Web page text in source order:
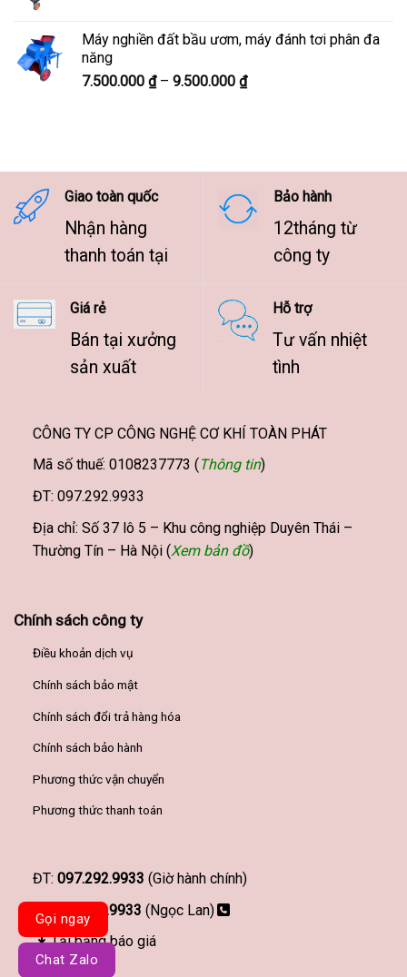
7.500.000 ₫
9.500.000 ₫
Máy nghiền đất bầu ươm, máy đánh tơi phân đa
năng
7.500.000 ₫ – 9.500.000 ₫Khoảng
9.500.000 ₫
Giao toàn quốc
Nhận hàng
thanh toán tại
Bảo hành
12tháng từ
công ty
Giá rẻ
Bán tại xưởng
sản xuất
Hỗ trợ
Tư vấn nhiệt
tình
CÔNG TY CP CÔNG NGHỆ CƠ KHÍ TOÀN PHÁT
Mã số thuế: 0108237773 ( Thông tin)
ĐT: 097.292.9933
Địa chỉ: Số 37 lô 5 – Khu công nghiệp Duyên Thái –
Thường Tín – Hà Nội (Xem bản đồ)
Chính sách công ty
Điều khoản dịch vụ
Chính sách bảo mật
Chính sách đổi trả hàng hóa
Chính sách bảo hành
Phương thức vận chuyển
Phương thức thanh toán
ĐT: 097.292.9933 (Giờ hành chính)
097.292.9933 (Ngọc Lan)
Tải bảng báo giá
Gọi ngay
Chat Zalo